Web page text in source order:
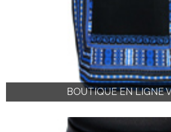
BOUTIQUE EN LIGNE